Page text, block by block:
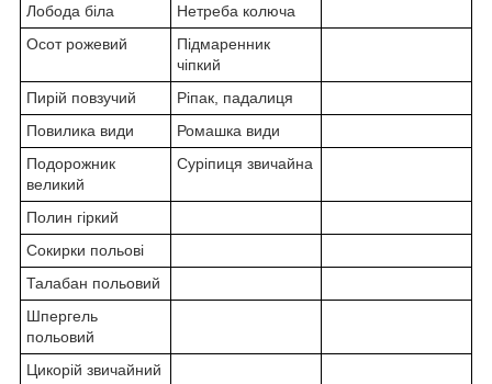
Лобода біла
Нетреба колюча
Осот рожевий
Підмаренник
чіпкий
Пирій повзучий
Ріпак, падалиця
Повилика види
Ромашка види
Подорожник
великий
Суріпиця звичайна
Полин гіркий
Сокирки польові
Талабан польовий
Шпергель
польовий
Цикорій звичайний